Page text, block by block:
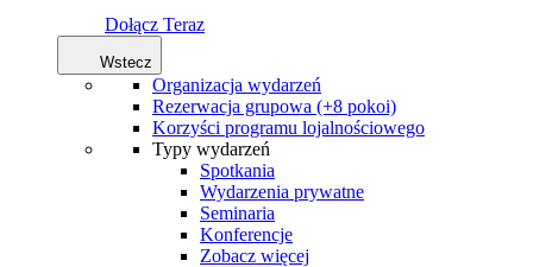
Dołącz Teraz
Wstecz
Organizacja wydarzeń
Rezerwacja grupowa (+8 pokoi)
Korzyści programu lojalnościowego
Typy wydarzeń
Spotkania
Wydarzenia prywatne
Seminaria
Konferencje
Zobacz więcej